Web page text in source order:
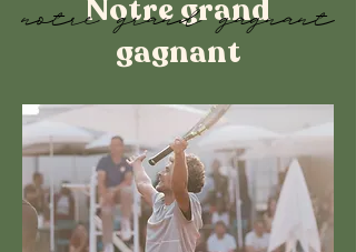
Notre grand
gagnant
notre grand gagnant